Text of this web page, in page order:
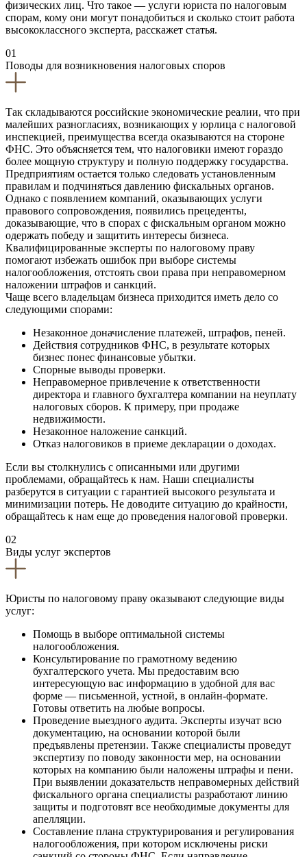
физических лиц. Что такое — услуги юриста по налоговым
спорам, кому они могут понадобиться и сколько стоит работа
высококлассного эксперта, расскажет статья.
01
Поводы для возникновения налоговых споров
Так складываются российские экономические реалии, что при
малейших разногласиях, возникающих у юрлица с налоговой
инспекцией, преимущества всегда оказываются на стороне
ФНС. Это объясняется тем, что налоговики имеют гораздо
более мощную структуру и полную поддержку государства.
Предприятиям остается только следовать установленным
правилам и подчиняться давлению фискальных органов.
Однако с появлением компаний, оказывающих услуги
правового сопровождения, появились прецеденты,
доказывающие, что в спорах с фискальным органом можно
одержать победу и защитить интересы бизнеса.
Квалифицированные эксперты по налоговому праву
помогают избежать ошибок при выборе системы
налогообложения, отстоять свои права при неправомерном
наложении штрафов и санкций.
Чаще всего владельцам бизнеса приходится иметь дело со
следующими спорами:
Незаконное доначисление платежей, штрафов, пеней.
Действия сотрудников ФНС, в результате которых
бизнес понес финансовые убытки.
Спорные выводы проверки.
Неправомерное привлечение к ответственности
директора и главного бухгалтера компании на неуплату
налоговых сборов. К примеру, при продаже
недвижимости.
Незаконное наложение санкций.
Отказ налоговиков в приеме декларации о доходах.
Если вы столкнулись с описанными или другими
проблемами, обращайтесь к нам. Наши специалисты
разберутся в ситуации с гарантией высокого результата и
минимизации потерь. Не доводите ситуацию до крайности,
обращайтесь к нам еще до проведения налоговой проверки.
02
Виды услуг экспертов
Юристы по налоговому праву оказывают следующие виды
услуг:
Помощь в выборе оптимальной системы
налогообложения.
Консультирование по грамотному ведению
бухгалтерского учета. Мы предоставим всю
интересующую вас информацию в удобной для вас
форме — письменной, устной, в онлайн-формате.
Готовы ответить на любые вопросы.
Проведение выездного аудита. Эксперты изучат всю
документацию, на основании которой были
предъявлены претензии. Также специалисты проведут
экспертизу по поводу законности мер, на основании
которых на компанию были наложены штрафы и пени.
При выявлении доказательств неправомерных действий
фискального органа специалисты разработают линию
защиты и подготовят все необходимые документы для
апелляции.
Составление плана структурирования и регулирования
налогообложения, при котором исключены риски